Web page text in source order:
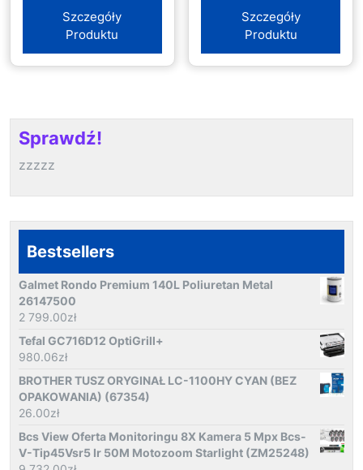
Szczegóły
Produktu
Szczegóły
Produktu
Sprawdź!
zzzzz
Bestsellers
Galmet Rondo Premium 140L Poliuretan Metal
26147500
2 799.00zł
Tefal GC716D12 OptiGrill+
980.06zł
BROTHER TUSZ ORYGINAŁ LC-1100HY CYAN (BEZ
OPAKOWANIA) (67354)
26.00zł
Bcs View Oferta Monitoringu 8X Kamera 5 Mpx Bcs-
V-Tip45Vsr5 Ir 50M Motozoom Starlight (ZM25248)